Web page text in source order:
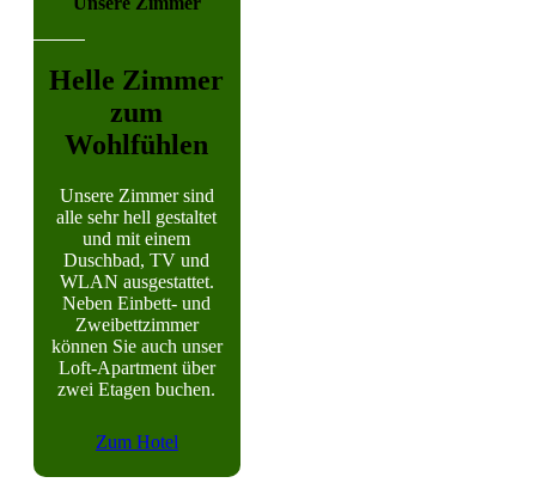
Helle Zimmer
zum
Wohlfühlen
Unsere Zimmer sind
alle sehr hell gestaltet
und mit einem
Duschbad, TV und
WLAN ausgestattet.
Neben Einbett- und
Zweibettzimmer
können Sie auch unser
Loft-Apartment über
zwei Etagen buchen.
Zum Hotel